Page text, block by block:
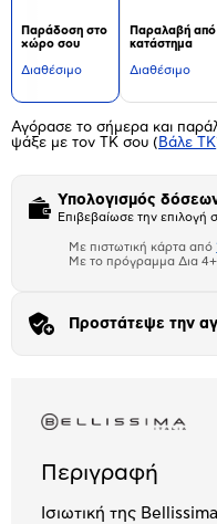
Παράδοση στο
χώρο σου
Διαθέσιμο
Παραλαβή από
κατάστημα
Διαθέσιμο
Αγόρασε το σήμερα και
ψάξε με τον ΤΚ σου ( Βάλε ΤΚ
Υπολογισμός
Επιβεβαίωσε την επιλογή
Με πιστωτική κάρτα από
Με το πρόγραμμα Δια
Προστάτεψε την
Περιγραφή
Ισιωτική της